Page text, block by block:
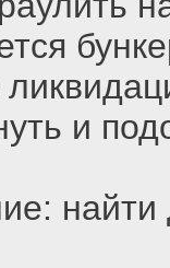
и
найти